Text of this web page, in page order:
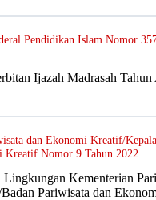
Pendidikan Islam Nomor
Ijazah Madrasah Tahun
dan Ekonomi Kreatif/
Kreatif Nomor 9 Tahun 2022
Kementerian
Pariwisata dan